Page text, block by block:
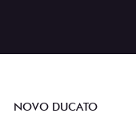
NOVO DUCATO